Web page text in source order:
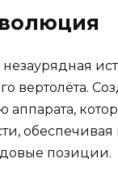
вертолёта.
аппарата,
позиции.